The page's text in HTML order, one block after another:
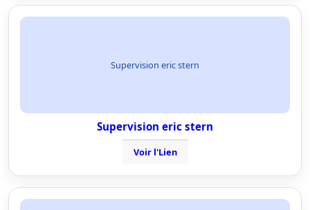
Supervision eric stern
Supervision eric stern
Voir l'Lien